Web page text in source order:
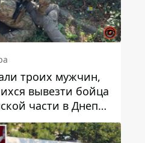
троих мужчин,
вывезти бойца
части в Днепр
долларов: среди
врач